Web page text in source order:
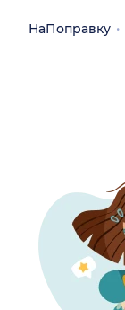
НаПоправку